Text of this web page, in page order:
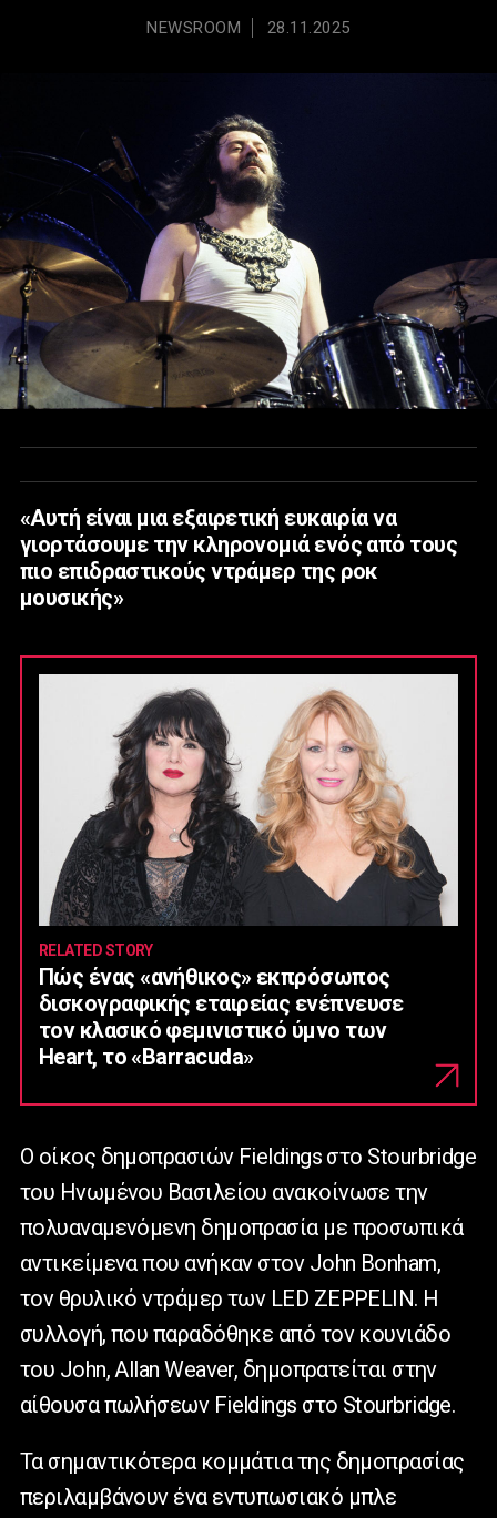
NEWSROOM 28.11.2025
«Αυτή είναι μια εξαιρετική ευκαιρία να
γιορτάσουμε την κληρονομιά ενός από τους
πιο επιδραστικούς ντράμερ της ροκ
μουσικής»
RELATED STORY
Πώς ένας «ανήθικος» εκπρόσωπος
δισκογραφικής εταιρείας ενέπνευσε
τον κλασικό φεμινιστικό ύμνο των
Heart, το «Barracuda»
Ο οίκος δημοπρασιών Fieldings στο Stourbridge
του Ηνωμένου Βασιλείου ανακοίνωσε την
πολυαναμενόμενη δημοπρασία με προσωπικά
αντικείμενα που ανήκαν στον John Bonham,
τον θρυλικό ντράμερ των LED ZEPPELIN. Η
συλλογή, που παραδόθηκε από τον κουνιάδο
του John, Allan Weaver, δημοπρατείται στην
αίθουσα πωλήσεων Fieldings στο Stourbridge.
Τα σημαντικότερα κομμάτια της δημοπρασίας
περιλαμβάνουν ένα εντυπωσιακό μπλε